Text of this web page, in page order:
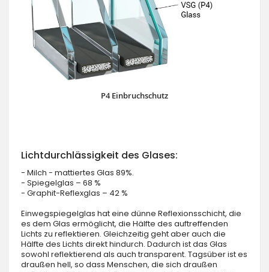
P4 Einbruchschutz
Lichtdurchlässigkeit des Glases:
- Milch - mattiertes Glas 89%.
- Spiegelglas – 68 %
- Graphit-Reflexglas – 42 %
Einwegspiegelglas hat eine dünne Reflexionsschicht, die
es dem Glas ermöglicht, die Hälfte des auftreffenden
Lichts zu reflektieren. Gleichzeitig geht aber auch die
Hälfte des Lichts direkt hindurch. Dadurch ist das Glas
sowohl reflektierend als auch transparent. Tagsüber ist es
draußen hell, so dass Menschen, die sich draußen